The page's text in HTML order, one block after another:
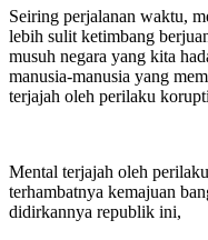
Seiring perjalanan waktu,
lebih sulit ketimbang
musuh negara yang kita
manusia-manusia yang
terjajah oleh perilaku
Mental terjajah oleh
terhambatnya kemajuan
didirkannya republik ini,